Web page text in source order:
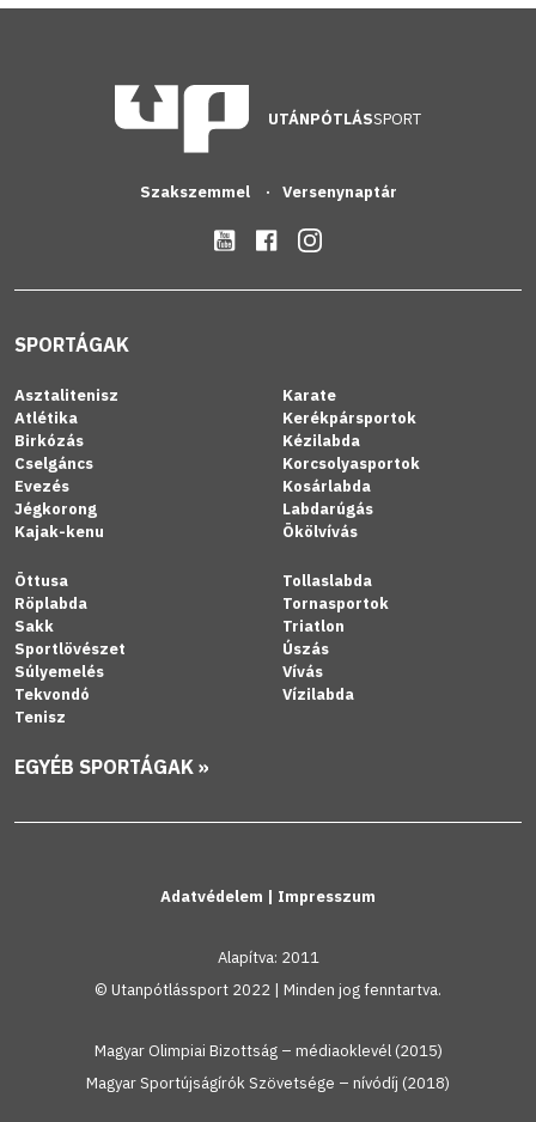
UTÁNPÓTLÁSSPORT
Szakszemmel Versenynaptár
SPORTÁGAK
Asztalitenisz
Atlétika
Birkózás
Cselgáncs
Evezés
Jégkorong
Kajak-kenu
Karate
Kerékpársportok
Kézilabda
Korcsolyasportok
Kosárlabda
Labdarúgás
Ökölvívás
Öttusa
Röplabda
Sakk
Sportlövészet
Súlyemelés
Tekvondó
Tenisz
Tollaslabda
Tornasportok
Triatlon
Úszás
Vívás
Vízilabda
EGYÉB SPORTÁGAK »
Adatvédelem | Impresszum
Alapítva: 2011
© Utanpótlássport 2022 | Minden jog fenntartva.
Magyar Olimpiai Bizottság – médiaoklevél (2015)
Magyar Sportújságírók Szövetsége – nívódíj (2018)